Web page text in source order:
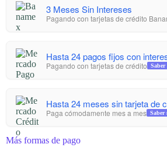
VAINILLA
500
3 Meses Sin Intereses
Pagando con tarjetas de crédito
Hasta 24 pagos fijos con
Pagando con tarjetas de crédito Saber
Hasta 24 meses sin tarjeta de
Paga cómodamente mes a mes Saber
Más formas de pago